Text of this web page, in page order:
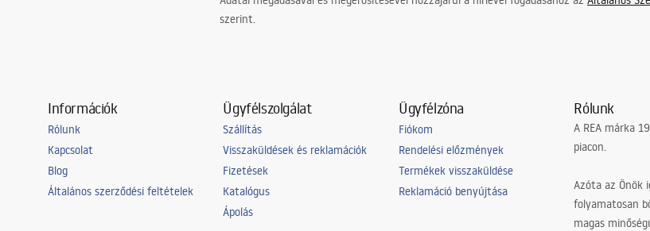
szerint.
Információk
Rólunk
Kapcsolat
Blog
Általános szerződési feltételek
Ügyfélszolgálat
Szállítás
Visszaküldések és reklamációk
Fizetések
Katalógus
Ápolás
Ügyfélzóna
Fiókom
Rendelési előzmények
Termékek visszaküldése
Reklamáció benyújtása
Rólunk
A REA márka
piacon.
Azóta az Önök
folyamatosan
magas